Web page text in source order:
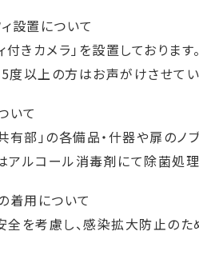
設置について
きカメラ」を設置しております。
以上の方はお声がけさせてい
いて
有部」の各備品・什器や扉の
ルコール消毒剤にて除菌処理
着用について
を考慮し、感染拡大防止のた